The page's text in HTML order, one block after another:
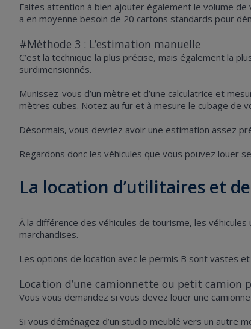
Faites attention à bien ajouter également le volume de
a en moyenne besoin de 20 cartons standards pour
#Méthode 3 : L’estimation manuelle
C’est la technique la plus précise, mais également la
surdimensionnés.
Munissez-vous d’un mètre et d’une calculatrice et
mètres cubes. Notez au fur et à mesure le cubage de
Désormais, vous devriez avoir une estimation assez
Regardons donc les véhicules que vous pouvez louer
La location d’utilitaires et
À la différence des véhicules de tourisme, les
marchandises.
Les options de location avec le permis B sont vastes
Location d’une camionnette ou petit camion
Vous vous demandez si vous devez louer une
Si vous déménagez d’un studio meublé vers un autre